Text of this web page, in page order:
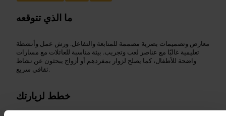
ما الذي تتوقعه
معارض وتصميمات بصرية مصممة للمتابعة والتفاعل. ورش عمل وأنشطة
تعليمية غالبًا مع عناصر لعب وتجريب. بيئة مناسبة للعائلات مع مسارات
واضحة للأطفال، كما يصلح لزوار بمفردهم أو أزواج يبحثون عن نشاط
ثقافي سريع.
خطط لزيارتك